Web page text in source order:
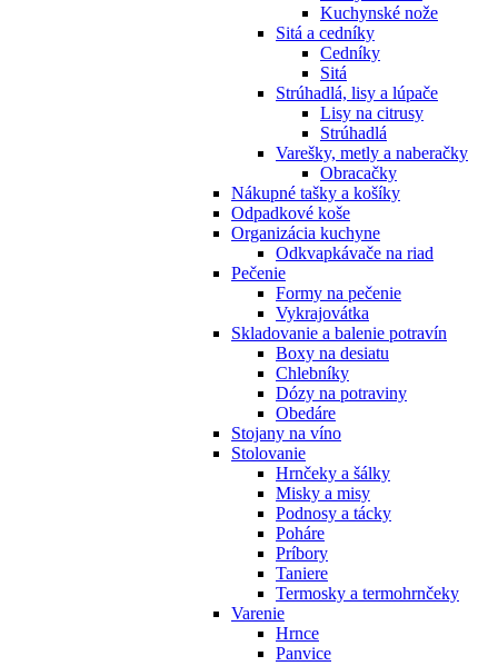
Kuchynské nože
Sitá a cedníky
Cedníky
Sitá
Strúhadlá, lisy a lúpače
Lisy na citrusy
Strúhadlá
Varešky, metly a naberačky
Obracačky
Nákupné tašky a košíky
Odpadkové koše
Organizácia kuchyne
Odkvapkávače na riad
Pečenie
Formy na pečenie
Vykrajovátka
Skladovanie a balenie potravín
Boxy na desiatu
Chlebníky
Dózy na potraviny
Obedáre
Stojany na víno
Stolovanie
Hrnčeky a šálky
Misky a misy
Podnosy a tácky
Poháre
Príbory
Taniere
Termosky a termohrnčeky
Varenie
Hrnce
Panvice